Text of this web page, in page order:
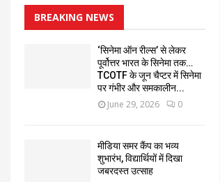
BREAKING NEWS
‘सिनेमा ऑन रील्स’ से लेकर
पूर्वोत्तर भारत के सिनेमा तक…
TCOTF के जून चैप्टर में सिनेमा
पर गंभीर और समकालीन...
June 29, 2026 0
मीडिया समर कैंप का भव्य
शुभारंभ, विद्यार्थियों में दिखा
जबरदस्त उत्साह